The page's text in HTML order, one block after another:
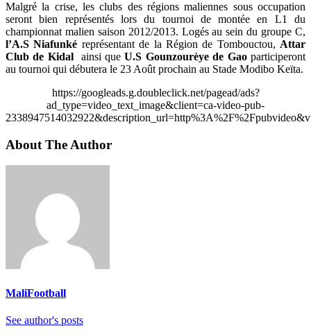
Malgré la crise, les clubs des régions maliennes sous occupation
seront bien représentés lors du tournoi de montée en L1 du
championnat malien saison 2012/2013. Logés au sein du groupe C,
l’A.S Niafunké représentant de la Région de Tombouctou, Attar
Club de Kidal
ainsi queU.S Gounzourèye de Gaoparticiperont
au tournoi qui débutera le 23 Août prochain au Stade Modibo Keïta.
https://googleads.g.doubleclick.net/pagead/ads?
ad_type=video_text_image&client=ca-video-pub-
About The Author
MaliFootball
See author's posts